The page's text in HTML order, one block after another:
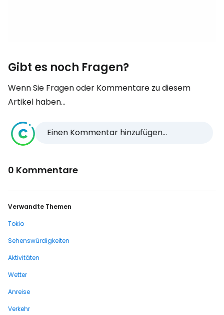
Gibt es noch Fragen?
Wenn Sie Fragen oder Kommentare zu diesem
Artikel haben...
Einen Kommentar hinzufügen...
0 Kommentare
Verwandte Themen
Tokio
Sehenswürdigkeiten
Aktivitäten
Wetter
Anreise
Verkehr